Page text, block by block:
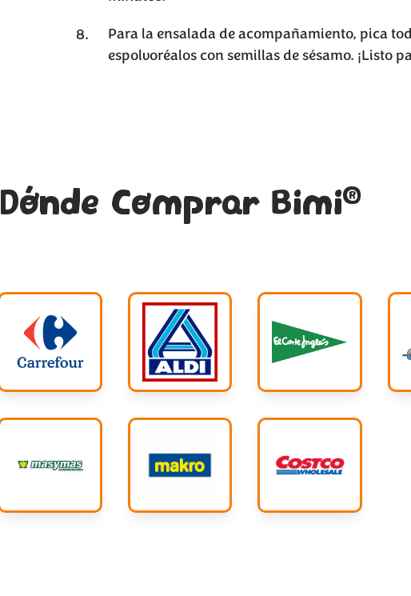
Para la ensalada de acompañamiento, pica
espolvoréalos con semillas de sésamo. ¡Listo
Dónde Comprar Bimi®